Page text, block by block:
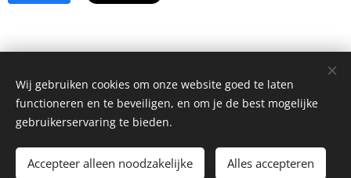
© 2024 | Clic Recycle Alle rechten voorbehouden.
Voorwaarden
Privacybeleid
Talen
Wij gebruiken cookies om onze website goed te laten
functioneren en te beveiligen, en om je de best mogelijke
gebruikerservaring te bieden.
Accepteer alleen noodzakelijke Alles accepteren